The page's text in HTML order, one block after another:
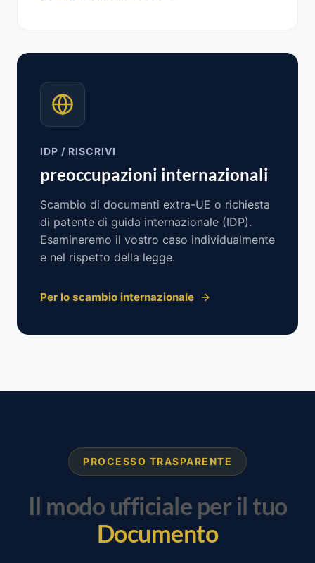
IDP / RISCRIVI
preoccupazioni internazionali
Scambio di documenti extra-UE o richiesta
di patente di guida internazionale (IDP).
Esamineremo il vostro caso individualmente
e nel rispetto della legge.
Per lo scambio internazionale
PROCESSO TRASPARENTE
Il modo ufficiale per il tuo
Documento